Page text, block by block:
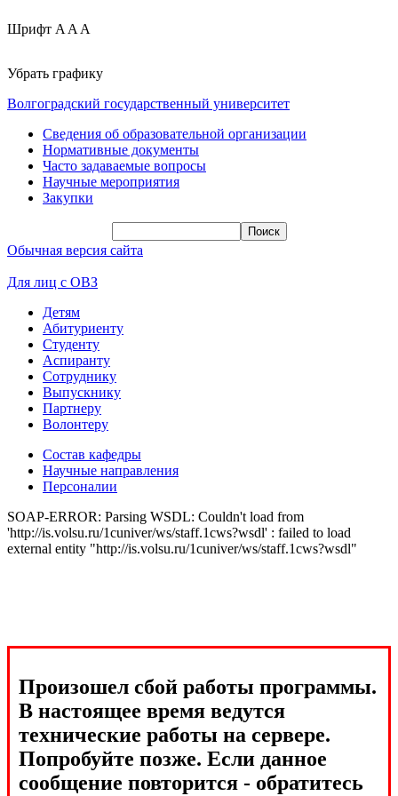
Шрифт A A A
Убрать графику
Волгоградский государственный университет
Сведения об образовательной организации
Нормативные документы
Часто задаваемые вопросы
Научные мероприятия
Закупки
Обычная версия сайта
Для лиц с ОВЗ
Детям
Абитуриенту
Студенту
Аспиранту
Сотруднику
Выпускнику
Партнеру
Волонтеру
Состав кафедры
Научные направления
Персоналии
SOAP-ERROR: Parsing WSDL: Couldn't load from
'http://is.volsu.ru/1cuniver/ws/staff.1cws?wsdl' : failed to load
external entity "http://is.volsu.ru/1cuniver/ws/staff.1cws?wsdl"
Произошел сбой работы программы.
В настоящее время ведутся
технические работы на сервере.
Попробуйте позже. Если данное
сообщение повторится - обратитесь